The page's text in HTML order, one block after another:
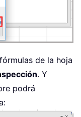
de la hoja
. Y
podrá